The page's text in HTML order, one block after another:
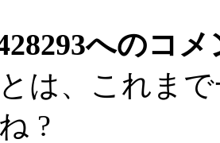
へのコメ
は、これま
?